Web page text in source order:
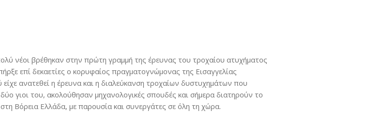
νέοι βρέθηκαν στην πρώτη γραμμή της έρευνας του τροχαίου ατυχήματος
επί δεκαετίες ο κορυφαίος πραγματογνώμονας της Εισαγγελίας
ανατεθεί η έρευνα και η διαλεύκανση τροχαίων δυστυχημάτων που
γιοι του, ακολούθησαν μηχανολογικές σπουδές και σήμερα διατηρούν το
Βόρεια Ελλάδα, με παρουσία και συνεργάτες σε όλη τη χώρα.